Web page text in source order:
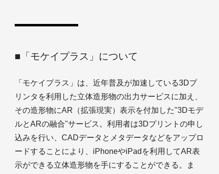
■「モケイプラス」について
「モケイプラス」は、近年普及が加速している3Dプ
リンタを利用した立体造形物の出力サービスに加え、
その造形物にAR（拡張現実）表示を付加した"3Dモデ
ルとARの融合"サービス。利用者は3Dプリントの申し
込みを行い、CADデータとメタデータなどをアップロ
ードすることにより、iPhoneやiPadを利用してAR表
示ができる立体造形物を手にすることができる。ま